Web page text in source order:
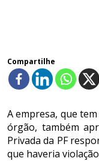
Compartilhe
A empresa, que
órgão, também
Privada da PF
que haveria